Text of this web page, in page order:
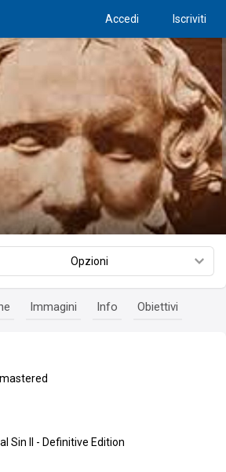
Accedi Iscriviti
Opzioni
Immagini Info Obiettivi
Sin II - Definitive Edition